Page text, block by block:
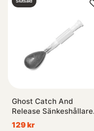
Ghost Catch And
Release Sänkeshållare
3-pack
129 kr